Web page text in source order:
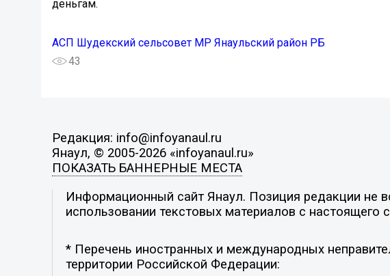
деньгам.
АСП Шудекский сельсовет МР Янаульский район РБ
43
Редакция: info@infoyanaul.ru
Янаул, © 2005-2026 «infoyanaul.ru»
ПОКАЗАТЬ БАННЕРНЫЕ МЕСТА
Информационный сайт Янаул. Позиция редакции не
использовании текстовых материалов с настоящего
* Перечень иностранных и международных
территории Российской Федерации: